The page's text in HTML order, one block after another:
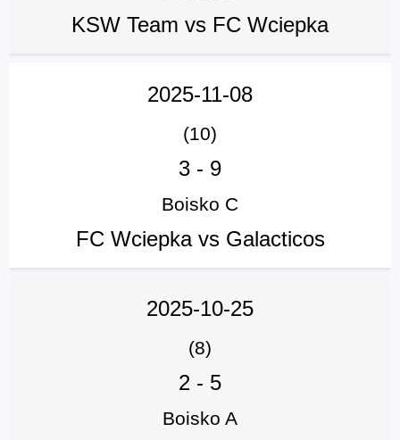
KSW Team vs FC Wciepka
2025-11-08
(10)
3 - 9
Boisko C
FC Wciepka vs Galacticos
2025-10-25
(8)
2 - 5
Boisko A